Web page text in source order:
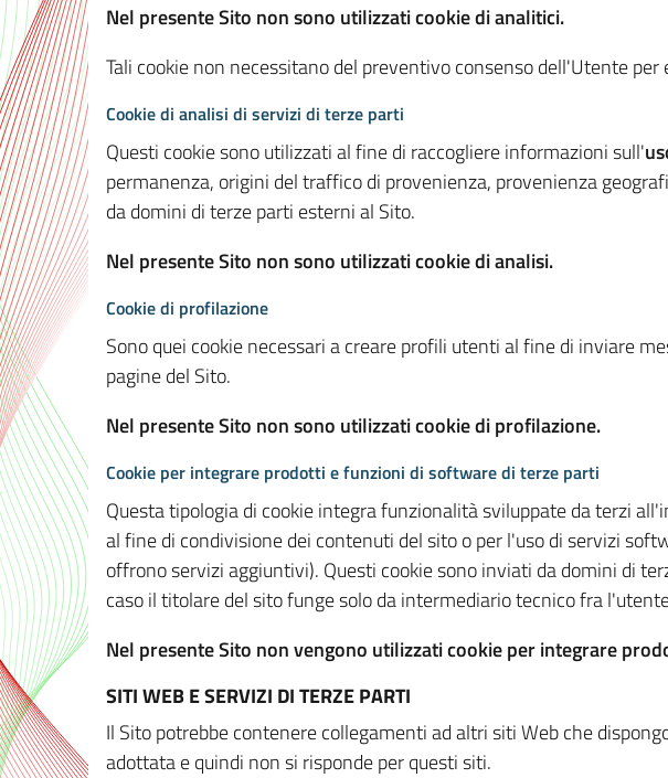
Nel presente Sito non sono utilizzati cookie di analitici.
Tali cookie non necessitano del preventivo consenso dell'Utente
Cookie di analisi di servizi di terze parti
Questi cookie sono utilizzati al fine di raccogliere informazioni sull'
permanenza, origini del traffico di provenienza, provenienza
da domini di terze parti esterni al Sito.
Nel presente Sito non sono utilizzati cookie di analisi.
Cookie di profilazione
Sono quei cookie necessari a creare profili utenti al fine di inviare
pagine del Sito.
Nel presente Sito non sono utilizzati cookie di profilazione.
Cookie per integrare prodotti e funzioni di software di terze parti
Questa tipologia di cookie integra funzionalità sviluppate da terzi
al fine di condivisione dei contenuti del sito o per l'uso di servizi
offrono servizi aggiuntivi). Questi cookie sono inviati da domini di
caso il titolare del sito funge solo da intermediario tecnico fra
Nel presente Sito non vengono utilizzati cookie per integrare
SITI WEB E SERVIZI DI TERZE PARTI
Il Sito potrebbe contenere collegamenti ad altri siti Web che
adottata e quindi non si risponde per questi siti.